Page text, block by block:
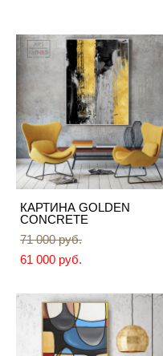
КАРТИНА GOLDEN
CONCRETE
71 000 pуб.
61 000 pуб.